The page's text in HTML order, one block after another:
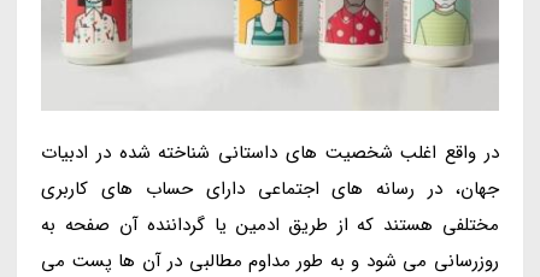
در واقع اغلب شخصیت های داستانی شناخته شده در ادبیات
جهان، در رسانه های اجتماعی دارای حساب های کاربری
مختلفی هستند که از طریق ادمین یا گرداننده آن صفحه به
روزرسانی می شود و به طور مداوم مطالبی در آن ها پست می